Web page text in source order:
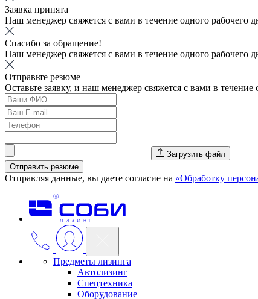
Заявка принята
Наш менеджер свяжется с вами в течение одного рабочего
Спасибо за обращение!
Наш менеджер свяжется с вами в течение одного рабочего
Отправьте резюме
Оставьте заявку, и наш менеджер свяжется с вами в течение
Загрузить файл
Отправить резюме
Отправляя данные, вы даете согласие на «Обработку
Предметы лизинга
Автолизинг
Спецтехника
Оборудование